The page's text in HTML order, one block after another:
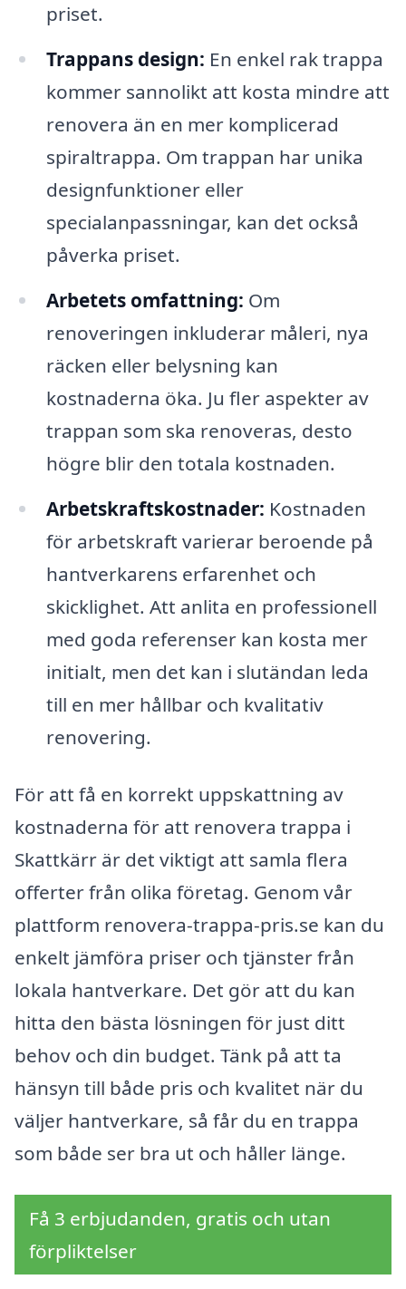
priset.
Trappans design: En enkel rak trappa
kommer sannolikt att kosta mindre att
renovera än en mer komplicerad
spiraltrappa. Om trappan har unika
designfunktioner eller
specialanpassningar, kan det också
påverka priset.
Arbetets omfattning: Om
renoveringen inkluderar måleri, nya
räcken eller belysning kan
kostnaderna öka. Ju fler aspekter av
trappan som ska renoveras, desto
högre blir den totala kostnaden.
Arbetskraftskostnader: Kostnaden
för arbetskraft varierar beroende på
hantverkarens erfarenhet och
skicklighet. Att anlita en professionell
med goda referenser kan kosta mer
initialt, men det kan i slutändan leda
till en mer hållbar och kvalitativ
renovering.
För att få en korrekt uppskattning av
kostnaderna för att renovera trappa i
Skattkärr är det viktigt att samla flera
offerter från olika företag. Genom vår
plattform renovera-trappa-pris.se kan du
enkelt jämföra priser och tjänster från
lokala hantverkare. Det gör att du kan
hitta den bästa lösningen för just ditt
behov och din budget. Tänk på att ta
hänsyn till både pris och kvalitet när du
väljer hantverkare, så får du en trappa
som både ser bra ut och håller länge.
Få 3 erbjudanden, gratis och utan
förpliktelser